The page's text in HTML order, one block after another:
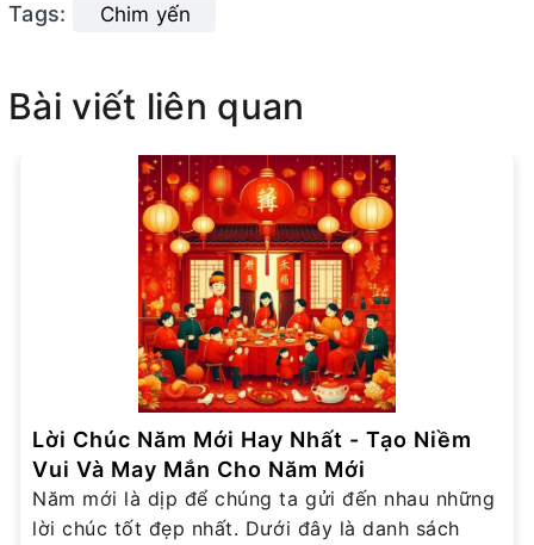
Tags: Chim yến
Bài viết liên quan
Lời Chúc Năm Mới Hay Nhất - Tạo Niềm
Vui Và May Mắn Cho Năm Mới
Năm mới là dịp để chúng ta gửi đến nhau những
lời chúc tốt đẹp nhất. Dưới đây là danh sách